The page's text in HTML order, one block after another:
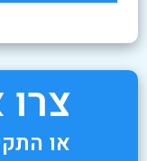
או התקשרו